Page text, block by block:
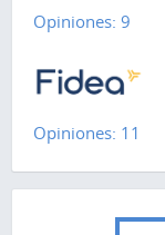
Opiniones: 9
Opiniones: 11